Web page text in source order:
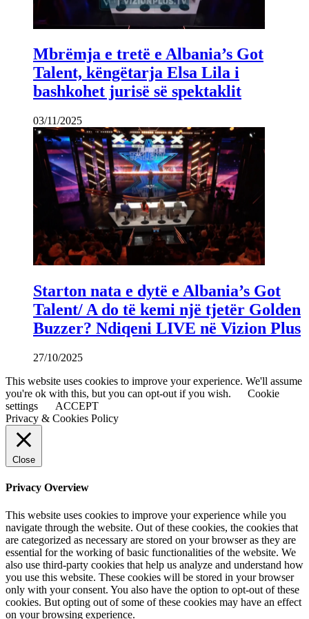
Mbrëmja e tretë e Albania’s Got
Talent, këngëtarja Elsa Lila i
bashkohet jurisë së spektaklit
03/11/2025
Starton nata e dytë e Albania’s Got
Talent/ A do të kemi një tjetër Golden
Buzzer? Ndiqeni LIVE në Vizion Plus
27/10/2025
This website uses cookies to improve your experience. We'll assume
you're ok with this, but you can opt-out if you wish.
Cookie
settings
ACCEPT
Privacy & Cookies Policy
Close
Privacy Overview
This website uses cookies to improve your experience while you
navigate through the website. Out of these cookies, the cookies that
are categorized as necessary are stored on your browser as they are
essential for the working of basic functionalities of the website. We
also use third-party cookies that help us analyze and understand how
you use this website. These cookies will be stored in your browser
only with your consent. You also have the option to opt-out of these
cookies. But opting out of some of these cookies may have an effect
on your browsing experience.